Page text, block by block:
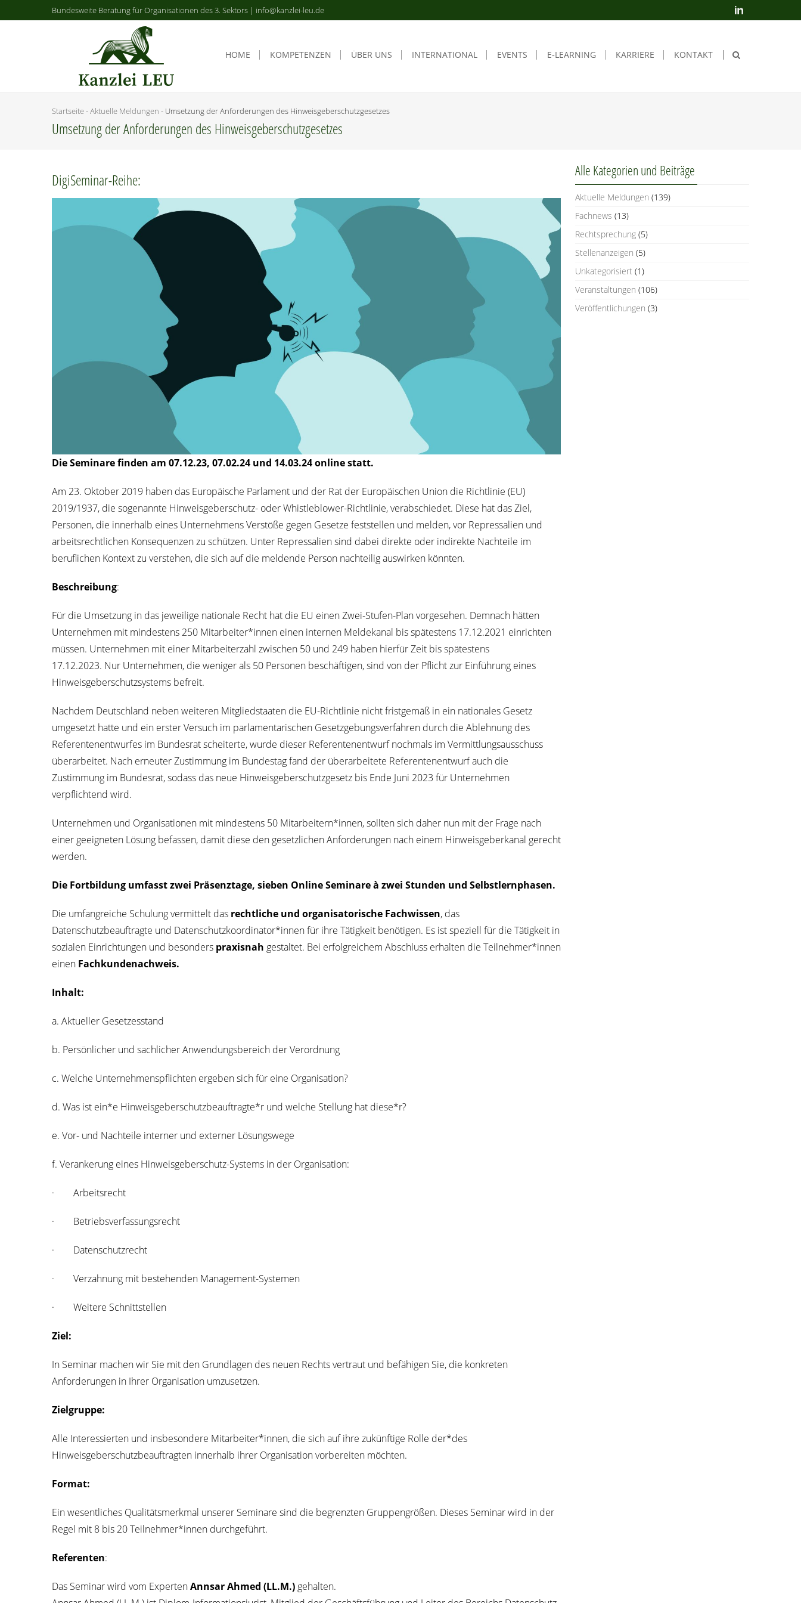
Bundesweite Beratung für Organisationen des 3. Sektors | info@kanzlei-leu.de
HOME KOM­PE­TEN­ZEN ÜBER UNS INTER­NA­TIO­NAL EVENTS E‑LEARNING KAR­RIE­RE KON­TAKT
Startseite-Aktuelle Meldungen - Umset­zung der Anfor­de­run­gen des Hinweisgeberschutzgesetzes
Umset­zung der Anfor­de­run­gen des Hinweisgeberschutzgesetzes
Digi­Se­mi­nar-Rei­he:
Die Semi­na­re fin­den am 07.12.23, 07.02.24 und 14.03.24 online statt.
Am 23. Okto­ber 2019 haben das Euro­päi­sche Par­la­ment und der Rat der Euro­päi­schen Uni­on die Richt­li­nie (EU)
2019/1937, die soge­nann­te Hin­weis­ge­ber­schutz- oder Whist­le­b­lower-Richt­li­nie, ver­ab­schie­det. Die­se hat das Ziel,
Per­so­nen, die inner­halb eines Unter­neh­mens Ver­stö­ße gegen Geset­ze fest­stel­len und mel­den, vor Repres­sa­li­en und
arbeits­recht­li­chen Kon­se­quen­zen zu schüt­zen. Unter Repres­sa­li­en sind dabei direk­te oder indi­rek­te Nach­tei­le im
beruf­li­chen Kon­text zu ver­ste­hen, die sich auf die mel­den­de Per­son nach­tei­lig aus­wir­ken könnten.
Beschrei­bung:
Für die Umset­zung in das jewei­li­ge natio­na­le Recht hat die EU einen Zwei-Stu­fen-Plan vor­ge­se­hen. Dem­nach hät­ten
Unter­neh­men mit min­des­tens 250 Mitarbeiter*innen einen inter­nen Mel­de­ka­nal bis spä­tes­tens 17.12.2021 ein­rich­ten
müs­sen. Unter­neh­men mit einer Mit­ar­bei­ter­zahl zwi­schen 50 und 249 haben hier­für Zeit bis spä­tes­tens
17.12.2023. Nur Unter­neh­men, die weni­ger als 50 Per­so­nen beschäf­ti­gen, sind von der Pflicht zur Ein­füh­rung eines
Hin­weis­ge­ber­schutz­sys­tems befreit.
Nach­dem Deutsch­land neben wei­te­ren Mit­glied­staa­ten die EU-Richt­li­nie nicht frist­ge­mäß in ein natio­na­les Gesetz
umge­setzt hat­te und ein ers­ter Ver­such im par­la­men­ta­ri­schen Gesetz­ge­bungs­ver­fah­ren durch die Ableh­nung des
Refe­ren­ten­ent­wur­fes im Bun­des­rat schei­ter­te, wur­de die­ser Refe­ren­ten­ent­wurf noch­mals im Ver­mitt­lungs­aus­schuss
über­ar­bei­tet. Nach erneu­ter Zustim­mung im Bun­des­tag fand der über­ar­bei­te­te Refe­ren­ten­ent­wurf auch die
Zustim­mung im Bun­des­rat, sodass das neue Hin­weis­ge­ber­schutz­ge­setz bis Ende Juni 2023 für Unter­neh­men
ver­pflich­tend wird.
Unter­neh­men und Orga­ni­sa­tio­nen mit min­des­tens 50 Mitarbeitern*innen, soll­ten sich daher nun mit der Fra­ge nach
einer geeig­ne­ten Lösung befas­sen, damit die­se den gesetz­li­chen Anfor­de­run­gen nach einem Hin­weis­ge­ber­ka­nal gerecht
werden.
Die Fort­bil­dung umfasst zwei Prä­senz­ta­ge, sie­ben Online Semi­na­re à zwei Stun­den und Selbstlernphasen.
Die umfang­rei­che Schu­lung ver­mit­telt das recht­li­che und orga­ni­sa­to­ri­sche Fach­wis­sen, das
Daten­schutz­be­auf­trag­te und Datenschutzkoordinator*innen für ihre Tätig­keit benö­ti­gen. Es ist spe­zi­ell für die Tätig­keit in
sozia­len Ein­rich­tun­gen und beson­ders pra­xis­nah gestal­tet. Bei erfolg­rei­chem Abschluss erhal­ten die Teilnehmer*innen
einen Fach­kun­de­nach­weis.
Inhalt:
a. Aktu­el­ler Gesetzesstand
b. Per­sön­li­cher und sach­li­cher Anwen­dungs­be­reich der Verordnung
c. Wel­che Unter­neh­mens­pflich­ten erge­ben sich für eine Organisation?
d. Was ist ein*e Hinweisgeberschutzbeauftragte*r und wel­che Stel­lung hat diese*r?
e. Vor- und Nach­tei­le inter­ner und exter­ner Lösungswege
f. Ver­an­ke­rung eines Hin­weis­ge­ber­schutz-Sys­tems in der Organisation:
· Arbeits­recht
· Betriebs­ver­fas­sungs­recht
· Daten­schutz­recht
· Ver­zah­nung mit bestehen­den Management-Systemen
· Wei­te­re Schnittstellen
Ziel:
In Semi­nar machen wir Sie mit den Grund­la­gen des neu­en Rechts ver­traut und befä­hi­gen Sie, die kon­kre­ten
Anfor­de­run­gen in Ihrer Orga­ni­sa­ti­on umzusetzen.
Ziel­grup­pe:
Alle Inter­es­sier­ten und ins­be­son­de­re Mitarbeiter*innen, die sich auf ihre zukünf­ti­ge Rol­le der*des
Hin­weis­ge­ber­schutz­be­auf­trag­ten inner­halb ihrer Orga­ni­sa­ti­on vor­be­rei­ten möchten.
For­mat:
Ein wesent­li­ches Qua­li­täts­merk­mal unse­rer Semi­na­re sind die begrenz­ten Grup­pen­grö­ßen. Die­ses Semi­nar wird in der
Regel mit 8 bis 20 Teilnehmer*innen durchgeführt.
Refe­ren­ten:
Das Semi­nar wird vom Exper­tenAnn­sar Ahmed (LL.M.) gehal­ten.
Alle Kate­go­rien und Beiträge
Aktuelle Meldungen (139)
Fachnews (13)
Rechtsprechung(5)
Stellenanzeigen (5)
Unkategorisiert(1)
Veranstaltungen (106)
Veröffentlichungen (3)